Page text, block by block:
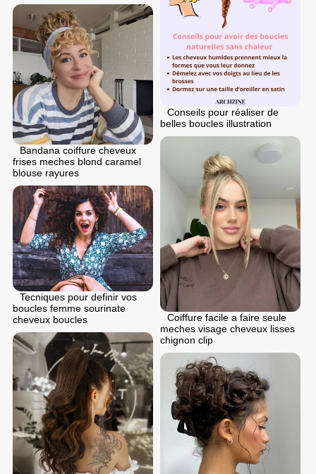
Conseils pour réaliser de
belles boucles illustration
Bandana coiffure cheveux
frises meches blond caramel
blouse rayures
Coiffure facile a faire seule
meches visage cheveux lisses
chignon clip
Tecniques pour definir vos
boucles femme sourinate
cheveux boucles